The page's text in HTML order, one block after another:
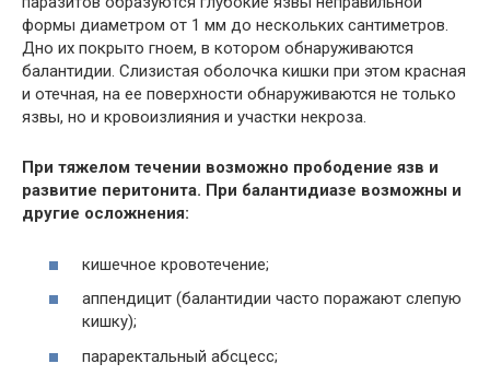
формы диаметром от 1 мм до нескольких сантиметров.
Дно их покрыто гноем, в котором обнаруживаются
балантидии. Слизистая оболочка кишки при этом красная
и отечная, на ее поверхности обнаруживаются не только
язвы, но и кровоизлияния и участки некроза.
При тяжелом течении возможно прободение язв и
развитие перитонита. При балантидиазе возможны и
другие осложнения:
кишечное кровотечение;
аппендицит (балантидии часто поражают слепую
кишку);
параректальный абсцесс;